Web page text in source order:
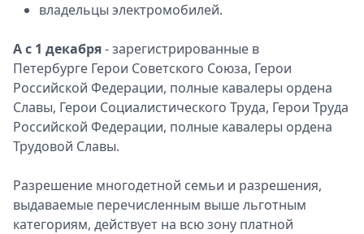
владельцы электромобилей.
А с 1 декабря- зарегистрированные в
Петербурге Герои Советского Союза, Герои
Российской Федерации, полные кавалеры ордена
Славы, Герои Социалистического Труда, Герои Труда
Российской Федерации, полные кавалеры ордена
Трудовой Славы.
Разрешение многодетной семьи и разрешения,
выдаваемые перечисленным выше льготным
категориям, действует на всю зону платной